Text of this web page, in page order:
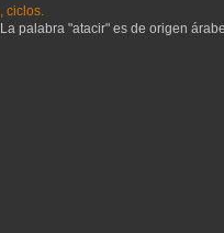
ciclos.
palabra "atacir" es de origen